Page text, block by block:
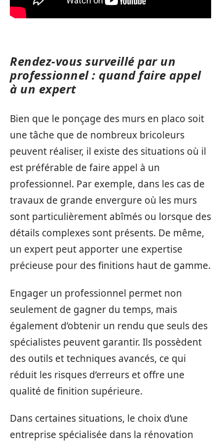
Rendez-vous surveillé par un
professionnel : quand faire appel
à un expert
Bien que le ponçage des murs en placo soit
une tâche que de nombreux bricoleurs
peuvent réaliser, il existe des situations où il
est préférable de faire appel à un
professionnel. Par exemple, dans les cas de
travaux de grande envergure où les murs
sont particulièrement abîmés ou lorsque des
détails complexes sont présents. De même,
un expert peut apporter une expertise
précieuse pour des finitions haut de gamme.
Engager un professionnel permet non
seulement de gagner du temps, mais
également d’obtenir un rendu que seuls des
spécialistes peuvent garantir. Ils possèdent
des outils et techniques avancés, ce qui
réduit les risques d’erreurs et offre une
qualité de finition supérieure.
Dans certaines situations, le choix d’une
entreprise spécialisée dans la rénovation